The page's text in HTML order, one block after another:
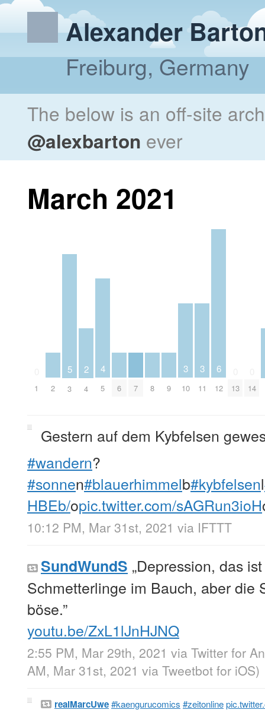
Alexander
Freiburg, Germany
The below is an off-site
@alexbarton ever
March 2021
1 2
5
3
2
4
4
5 6 7 8 9
3
10
3
11
6
12 13 14
Gestern auf dem Kybfelsen
#wandern?
#sonnen#blauerhimmelb#kybfelsenl
HBEb/opic.twitter.com/sAGRun3ioH
10:12 PM, Mar 31st, 2021 via IFTTT
SundWundS „Depression, das
Schmetterlinge im Bauch, aber die
böse.”
youtu.be/ZxL1lJnHJNQ
2:55 PM, Mar 29th, 2021 via Twitter for
AM, Mar 31st, 2021 via Tweetbot for iΟS)
realMarcUwe#kaengurucomics #zeitonline